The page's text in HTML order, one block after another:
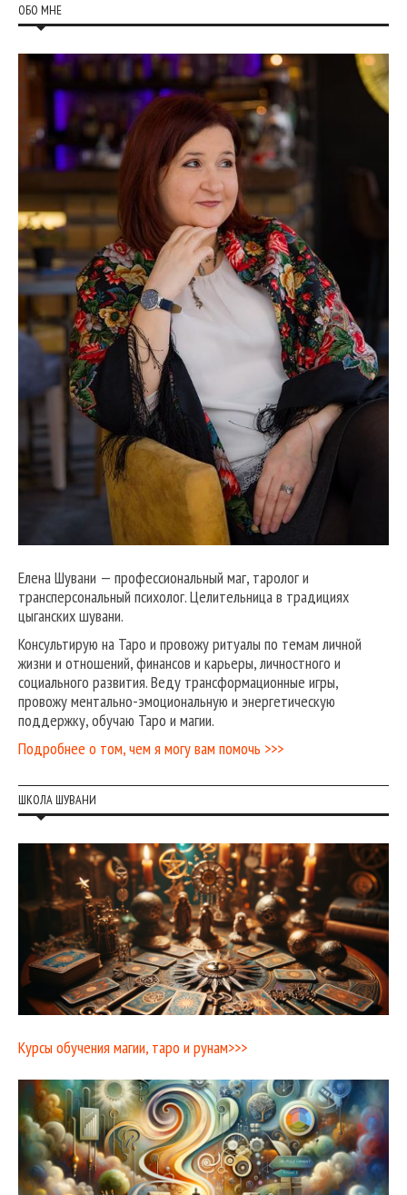
ОБО МНЕ
Елена Шувани — профессиональный маг, таролог и
трансперсональный психолог. Целительница в традициях
цыганских шувани.
Консультирую на Таро и провожу ритуалы по темам личной
жизни и отношений, финансов и карьеры, личностного и
социального развития. Веду трансформационные игры,
провожу ментально-эмоциональную и энергетическую
поддержку, обучаю Таро и магии.
Подробнее о том, чем я могу вам помочь >>>
ШКОЛА ШУВАНИ
Курсы обучения магии, таро и рунам>>>